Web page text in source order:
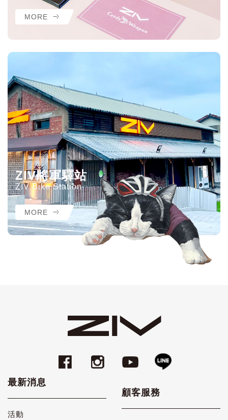
MORE
ZIV將軍驛站
ZIV Bike Station
MORE
最新消息
活動
顧客服務